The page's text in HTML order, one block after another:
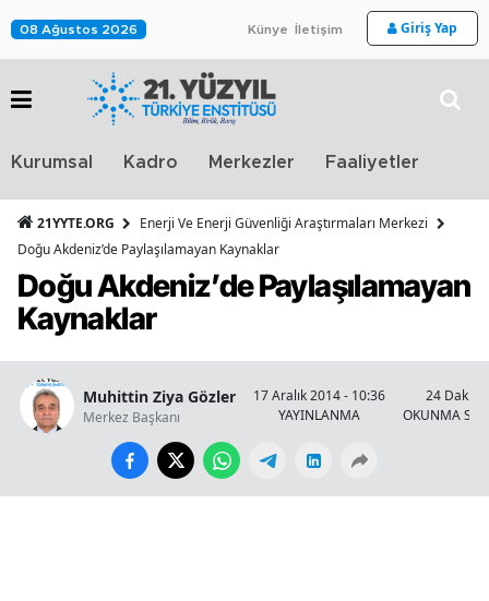
08 Ağustos 2026 Künye İletişim Giriş Yap
Kurumsal Kadro Merkezler Faaliyetler
21YYTE.ORG
Enerji Ve Enerji Güvenliği Araştırmaları Merkezi
Doğu Akdeniz’de Paylaşılamayan Kaynaklar
Doğu Akdeniz’de Paylaşılamayan
Kaynaklar
Muhittin Ziya Gözler
Merkez Başkanı
17 Aralık 2014 - 10:36
YAYINLANMA
24 Dakika
OKUNMA